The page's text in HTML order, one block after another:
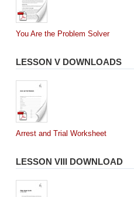
You Are the Problem Solver
LESSON V DOWNLOADS
Arrest and Trial Worksheet
LESSON VIII DOWNLOAD